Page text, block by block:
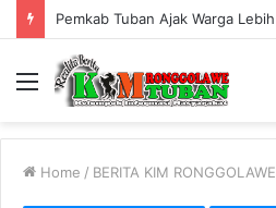
Menu
Home / BERITA KIM RONGGOLAWE